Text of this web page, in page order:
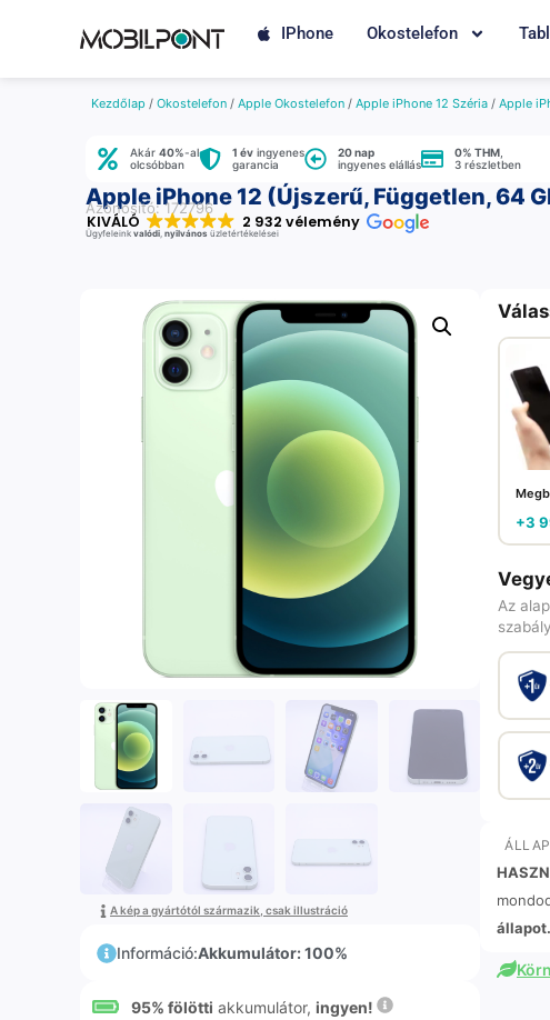
IPhone Okostelefon
Kezdőlap / Okostelefon / Apple Okostelefon / Apple iPhone 12 Széria / Apple
Akár 40%-al
olcsóbban
1 év ingyenes
garancia
20 nap
ingyenes elállás
0% THM
3 részletben
Apple iPhone 12 (Újszerű, Független, 64
Azonosító: 172796
KIVÁLÓ 2 932 vélemény
Ügyfeleink valódi, nyilvános üzletértékelései
A kép a gyártótól származik, csak illustráció
Információ:Akkumulátor: 100%
95% fölötti akkumulátor, ingyen!
+3
Az
állapot.